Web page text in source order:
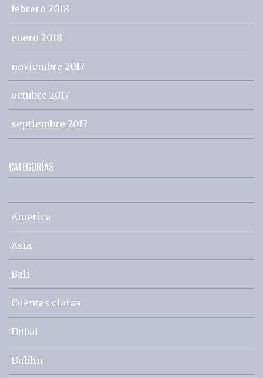
febrero 2018
enero 2018
noviembre 2017
octubre 2017
septiembre 2017
CATEGORÍAS
America
Asia
Bali
Cuentas claras
Dubai
Dublín